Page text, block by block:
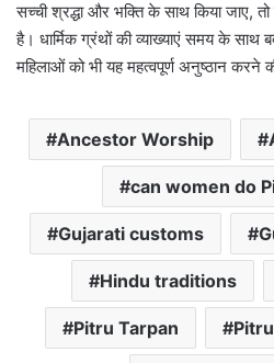
सच्ची श्रद्धा और भक्ति के साथ किया जाए,
है। धार्मिक ग्रंथों की व्याख्याएं समय के
महिलाओं को भी यह महत्वपूर्ण अनुष्ठान करने
Ancestor Worship
can women do
Gujarati customs
Hindu traditions
Pitru Tarpan